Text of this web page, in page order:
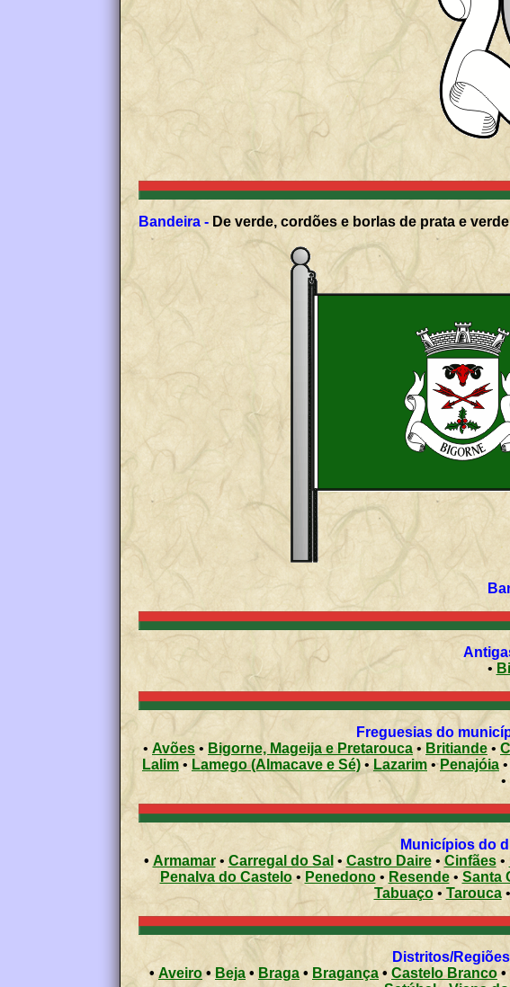
Bandeira - De verde, cordões e borlas de prata e
•
Freguesias do
• Avões • Bigorne, Mageija e Pretarouca • Britiande •
Lalim• Lamego (Almacave e Sé) • Lazarim • Penajóia •
•
• Armamar• Carregal do Sal •Castro Daire• Cinfães•
Penalva do Castelo• Penedono• Resende• Santa
Tabuaço• Tarouca•
•Aveiro• Beja • Braga • Bragança • Castelo Branco •